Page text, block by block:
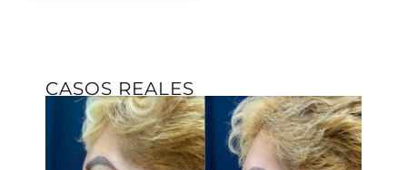
CASOS REALES